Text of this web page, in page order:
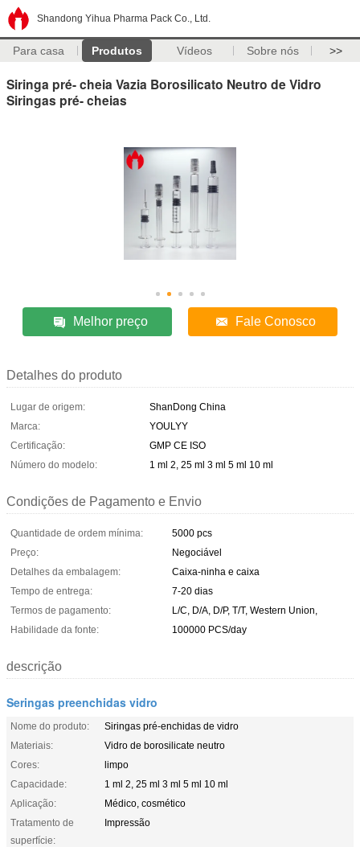
Shandong Yihua Pharma Pack Co., Ltd.
Para casa Produtos Vídeos Sobre nós >>
Siringa pré- cheia Vazia Borosilicato Neutro de Vidro
Siringas pré- cheias
Melhor preço Fale Conosco
Detalhes do produto
Lugar de origem:
ShanDong China
Marca:
YOULYY
Certificação:
GMP CE ISO
Número do modelo:
1 ml 2, 25 ml 3 ml 5 ml 10 ml
Condições de Pagamento e Envio
Quantidade de ordem mínima:
5000 pcs
Preço:
Negociável
Detalhes da embalagem:
Caixa-ninha e caixa
Tempo de entrega:
7-20 dias
Termos de pagamento:
L/C, D/A, D/P, T/T, Western Union,
Habilidade da fonte:
100000 PCS/day
descrição
Seringas preenchidas vidro
Nome do produto:
Siringas pré-enchidas de vidro
Materiais:
Vidro de borosilicate neutro
Cores:
limpo
Capacidade:
1 ml 2, 25 ml 3 ml 5 ml 10 ml
Aplicação:
Médico, cosmético
Tratamento de
superfície:
Impressão